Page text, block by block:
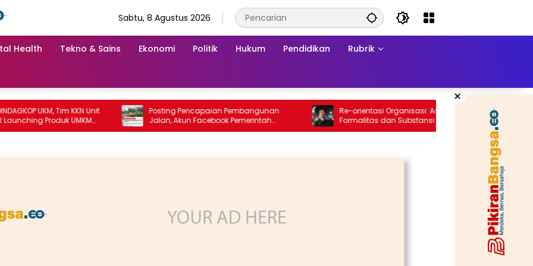
Sabtu, 8 Agustus 2026
Health Tekno & Sains Ekonomi Politik Hukum Pendidikan Rubrik
×
UKM, Tim KKN Unit
Produk UMKM
Posting Pencapaian Pembangunan
Jalan, Akun Facebook Pemerintah
Kabupaten Rembang “Dirujak” Warganet
Re-orientasi Organisasi: Antara
Formalitas dan Substansi